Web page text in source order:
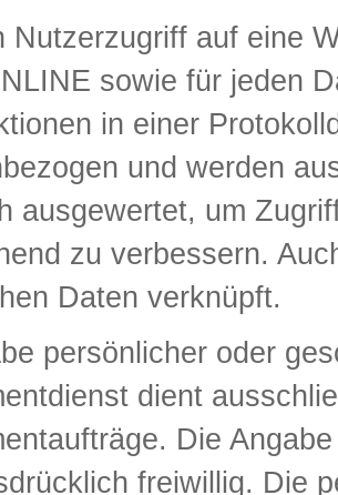
Nutzerzugriff auf eine
sowie für jeden
in einer
und werden
ausgewertet, um
zu verbessern.
Daten verknüpft.
persönlicher oder
dient
Die
freiwillig. Die